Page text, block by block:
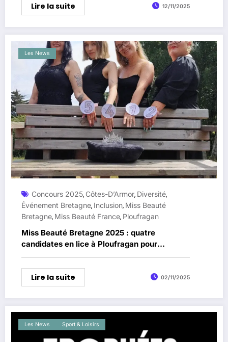
Lire la suite 12/11/2025
Les News
Concours 2025, Côtes-D’Armor, Diversité,
Événement Bretagne, Inclusion, Miss Beauté
Bretagne, Miss Beauté France, Ploufragan
Miss Beauté Bretagne 2025 : quatre
candidates en lice à Ploufragan pour
représenter la région
Lire la suite 02/11/2025
Les News Sport & Loisirs